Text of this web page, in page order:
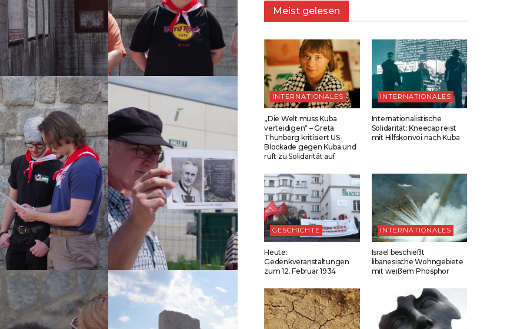
Meist gelesen
INTERNATIONALES
„Die Welt muss Kuba
verteidigen“ – Greta
Thunberg kritisiert US-
Blockade gegen Kuba und
ruft zu Solidarität auf
INTERNATIONALES
Internationalistische
Solidarität: Kneecap reist
mit Hilfskonvoi nach Kuba
GESCHICHTE
Heute:
Gedenkveranstaltungen
zum 12. Februar 1934
INTERNATIONALES
Israel beschießt
libanesische Wohngebiete
mit weißem Phosphor